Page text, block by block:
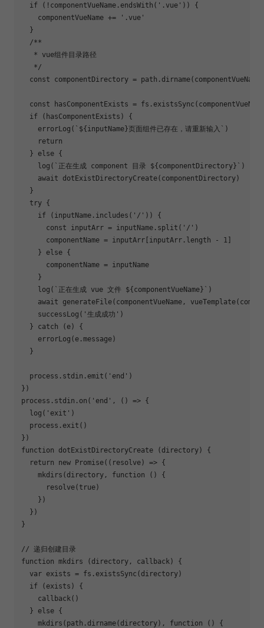
if (!componentVueName.endsWith( '.vue' )) {
    componentVueName +=
'.vue'
  }
/**
   * vue组件目录路径
   */
const componentDirectory = path.dirname(componentVueName)
const hasComponentExists =
if (hasComponentExists) {
    errorLog(
` ${inputName}页面组件已存在，请重新输入` )
return
  }
else {
    log(
`正在生成 component 目录 ${componentDirectory} ` )
await dotExistDirectoryCreate(componentDirectory)
  }
try {
if (inputName.includes( '/' )) {
const inputArr = inputName.split( '/' )
      componentName = inputArr[inputArr.length -
1
    }
else {
      componentName = inputName
    }
    log(
`正在生成 vue 文件 ${componentVueName} ` )
await generateFile(componentVueName,
    successLog(
'生成成功' )
  }
catch (e) {
    errorLog(e.message)
  }
  process.stdin.emit(
'end' )
})
process.stdin.on( 'end' , () => {
  log(
'exit' )
  process.exit()
function
dotExistDirectoryCreate ( directory ) {
return
new Promise( ( resolve ) => {
    mkdirs(directory,
function ( ) {
      resolve(
true )
    })
  })
}
// 递归创建目录
function mkdirs ( directory, callback ) {
var exists = fs.existsSync(directory)
if (exists) {
    callback()
  }
else {
    mkdirs(path.dirname(directory),
function ( ) {